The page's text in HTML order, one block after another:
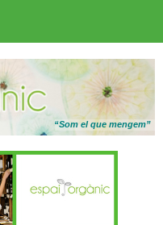
“Som el que mengem”